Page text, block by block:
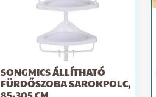
SONGMICS ÁLLÍTHATÓ
FÜRDŐSZOBA SAROKPOLC,